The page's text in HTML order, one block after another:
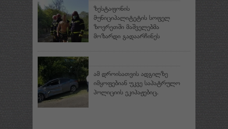
ზესტაფონის
მუნიციპალიტეტის სოფელ
ზოვრეთში მაშველებმა
მოზარდი გადაარჩინეს
ამ დროისათვის ადგილზე
იმყოფებიან უკვე საპატრულო
პოლიციის ეკიპაჟებიც.